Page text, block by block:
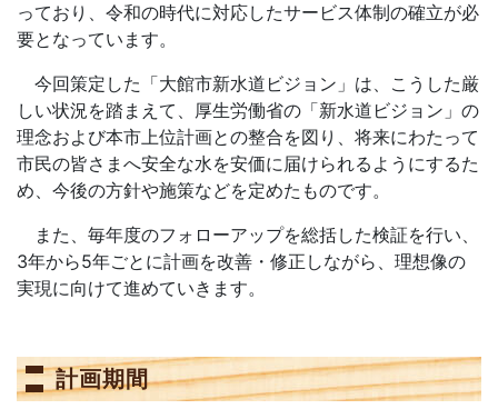
っており、令和の時代に対応したサービス体制の確立が必
要となっています。
今回策定した「大館市新水道ビジョン」は、こうした厳
しい状況を踏まえて、厚生労働省の「新水道ビジョン」の
理念および本市上位計画との整合を図り、将来にわたって
市民の皆さまへ安全な水を安価に届けられるようにするた
め、今後の方針や施策などを定めたものです。
また、毎年度のフォローアップを総括した検証を行い、
3年から5年ごとに計画を改善・修正しながら、理想像の
実現に向けて進めていきます。
計画期間